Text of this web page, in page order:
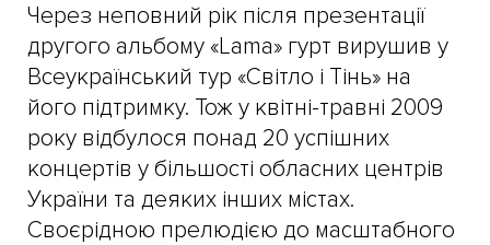
Через неповний рік після презентації
другого альбому «Lama» гурт вирушив у
Всеукраїнський тур «Світло і Тінь» на
його підтримку. Тож у квітні-травні 2009
року відбулося понад 20 успішних
концертів у більшості обласних центрів
України та деяких інших містах.
Своєрідною прелюдією до масштабного